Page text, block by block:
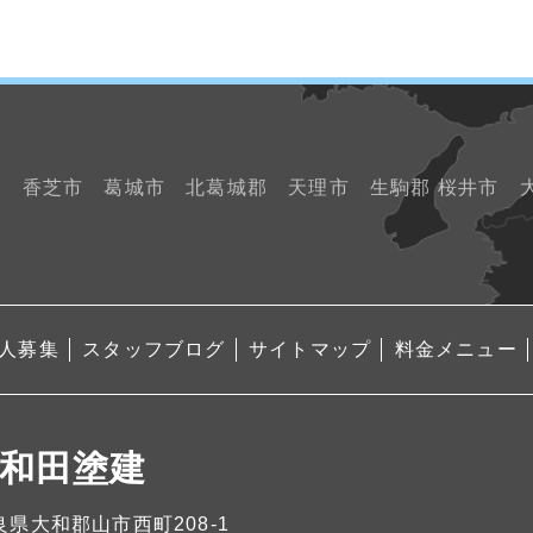
香芝市 葛城市 北葛城郡 天理市 生駒郡 桜井市
募集 スタッフブログ サイトマップ 料金メニュー
田塗建
県大和郡山市西町208-1